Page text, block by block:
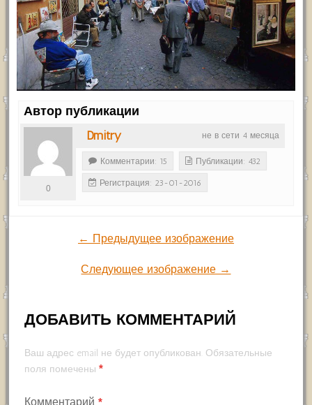
Автор публикации
не в сети 4 месяца
Dmitry
0
Комментарии: 15 Публикации: 432
Регистрация: 23-01-2016
← Предыдущее изображение
Следующее изображение →
ДОБАВИТЬ КОММЕНТАРИЙ
Ваш адрес email не будет опубликован. Обязательные
поля помечены *
Комментарий *